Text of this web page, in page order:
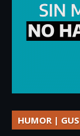
HUMOR |